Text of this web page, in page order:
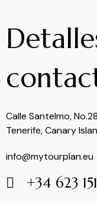
Calle Santelmo,
Tenerife, Canary
info@mytourplan.eu
+34 623